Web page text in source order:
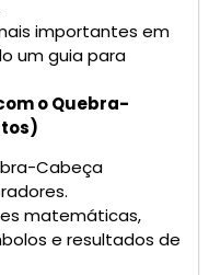
importantes em
um guia para
o Quebra-
Cabeça
matemáticas,
e resultados de